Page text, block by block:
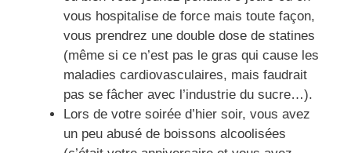
vous hospitalise de force mais toute façon,
vous prendrez une double dose de statines
(même si ce n’est pas le gras qui cause les
maladies cardiovasculaires, mais faudrait
pas se fâcher avec l’industrie du sucre…).
Lors de votre soirée d’hier soir, vous avez
un peu abusé de boissons alcoolisées